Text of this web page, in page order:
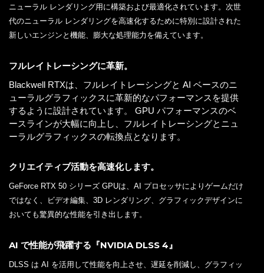
ニューラル レンダリング用に構築および最適化されています。次世
代のニューラル レンダリングを高速化するために特別に設計された
新しいエンジンと機能、膨大な処理能力を備えています。
フルレイトレーシングに革新。
Blackwell RTXは、フルレイトレーシングと AI ベースのニ
ューラルグラフィックスに革新的なパフォーマンスを提供
するように設計されています。 GPU パフォーマンスのベ
ースラインが大幅に向上し、フルレイトレーシングとニュ
ーラルグラフィックスの転換点となります。
クリエイティブ活動を高速化します。
GeForce RTX 50 シリーズ GPUは、AI プロセッサによりゲームだけ
ではなく、ビデオ編集、3D レンダリング、グラフィックデザインに
おいても驚異的な性能を引き出します。
AI で性能が飛躍する『NVIDIA DLSS 4』
DLSS は AI を活用して性能を向上させ、遅延を削減し、グラフィッ